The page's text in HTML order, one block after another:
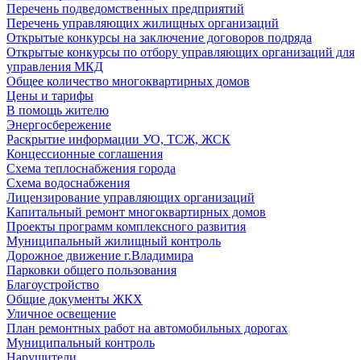
Перечень подведомственных предприятий
Перечень управляющих жилищных организаций
Открытые конкурсы на заключение договоров подряда
Открытые конкурсы по отбору управляющих организаций для
управления МКД
Общее количество многоквартирных домов
Цены и тарифы
В помощь жителю
Энергосбережение
Раскрытие информации УО, ТСЖ, ЖСК
Концессионные соглашения
Схема теплоснабжения города
Схема водоснабжения
Лицензирование управляющих организаций
Капитальный ремонт многоквартирных домов
Проекты программ комплексного развития
Муниципальный жилищный контроль
Дорожное движение г.Владимира
Парковки общего пользования
Благоустройство
Общие документы ЖКХ
Уличное освещение
План ремонтных работ на автомобильных дорогах
Муниципальный контроль
Нарушители